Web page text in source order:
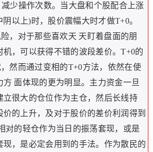
少操作次数。当大盘和个股配合上涨
以上)时，股价震幅大时才做T+0。
，对于那些喜欢天 天盯着盘面的朋
机，可以获得不错的波段差价。T+0的
然而通过变相的T+0方法，依然在使
方 面体现的更为明显。主力资金一旦
立很大的仓位作为主仓，然后长线持
的上升，及对于股价的差价利润得到
对的轻仓作为当日的振荡套现，或是
现，是必定会用到的手法。作为散民的